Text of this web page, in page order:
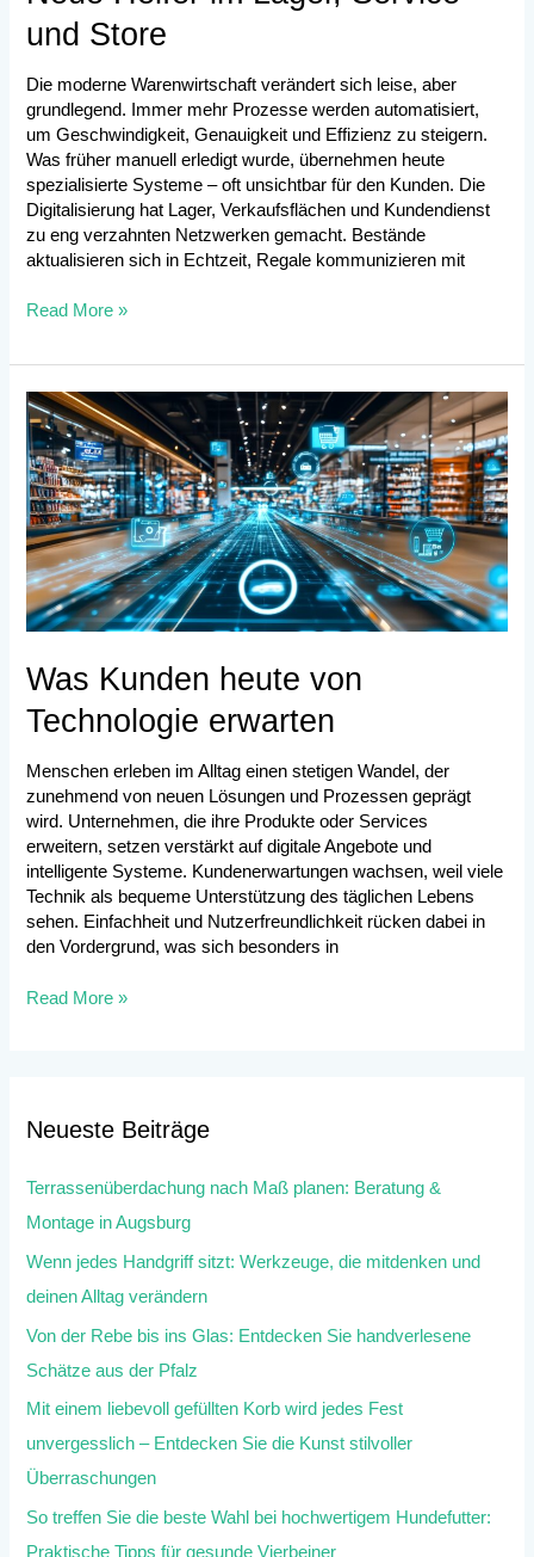
und Store
Die moderne Warenwirtschaft verändert sich leise, aber
grundlegend. Immer mehr Prozesse werden automatisiert,
um Geschwindigkeit, Genauigkeit und Effizienz zu steigern.
Was früher manuell erledigt wurde, übernehmen heute
spezialisierte Systeme – oft unsichtbar für den Kunden. Die
Digitalisierung hat Lager, Verkaufsflächen und Kundendienst
zu eng verzahnten Netzwerken gemacht. Bestände
aktualisieren sich in Echtzeit, Regale kommunizieren mit
Read More »
Was Kunden heute von
Technologie erwarten
Menschen erleben im Alltag einen stetigen Wandel, der
zunehmend von neuen Lösungen und Prozessen geprägt
wird. Unternehmen, die ihre Produkte oder Services
erweitern, setzen verstärkt auf digitale Angebote und
intelligente Systeme. Kundenerwartungen wachsen, weil viele
Technik als bequeme Unterstützung des täglichen Lebens
sehen. Einfachheit und Nutzerfreundlichkeit rücken dabei in
den Vordergrund, was sich besonders in
Was
Kunden
heute
von
Technologie
erwarten
Read More »
Neueste Beiträge
Terrassenüberdachung nach Maß planen: Beratung &
Montage in Augsburg
Wenn jedes Handgriff sitzt: Werkzeuge, die mitdenken und
deinen Alltag verändern
Von der Rebe bis ins Glas: Entdecken Sie handverlesene
Schätze aus der Pfalz
Mit einem liebevoll gefüllten Korb wird jedes Fest
unvergesslich – Entdecken Sie die Kunst stilvoller
Überraschungen
So treffen Sie die beste Wahl bei hochwertigem Hundefutter:
Praktische Tipps für gesunde Vierbeiner